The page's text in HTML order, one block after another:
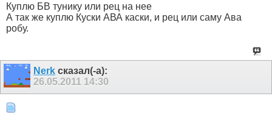
Куплю БВ тунику или рец на нее
А так же куплю Куски АВА каски, и рец или саму Ава
робу.
Nerk сказал(-а):
26.05.2011 14:30